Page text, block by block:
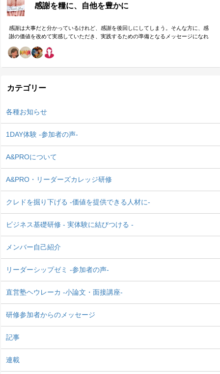
感謝を糧に、自他を豊かに
感謝は大事だと分かっているけれど、感謝を後回しにしてしまう。そんな方に、感
謝の価値を改めて実感していただき、実践するための準備となるメッセージになれ
カテゴリー
各種お知らせ
1DAY体験 -参加者の声-
A&PROについて
A&PRO・リーダーズカレッジ研修
クレドを掘り下げる -価値を提供できる人材に-
ビジネス基礎研修 - 実体験に結びつける -
メンバー自己紹介
リーダーシップゼミ -参加者の声-
直営塾ヘウレーカ -小論文・面接講座-
研修参加者からのメッセージ
記事
連載